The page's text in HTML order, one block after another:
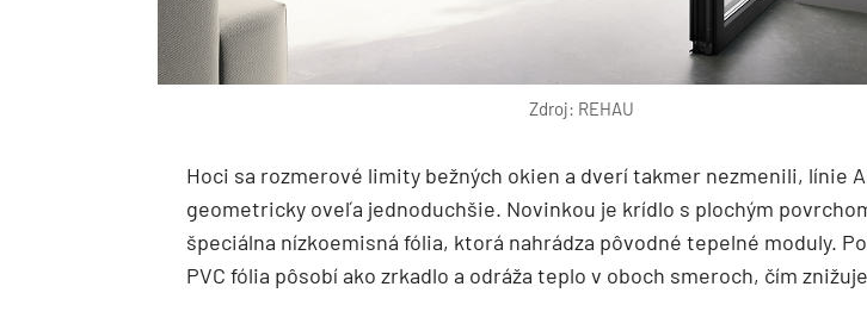
Zdroj: REHAU
Hoci sa rozmerové limity bežných okien a dverí takmer nezmenili, línie
geometricky oveľa jednoduchšie. Novinkou je krídlo s plochým
špeciálna nízkoemisná fólia, ktorá nahrádza pôvodné tepelné moduly.
PVC fólia pôsobí ako zrkadlo a odráža teplo v oboch smeroch, čím